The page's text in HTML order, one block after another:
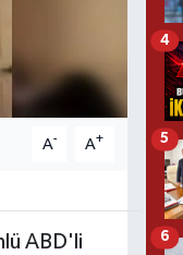
A- A+
ABD'li
4
5
6